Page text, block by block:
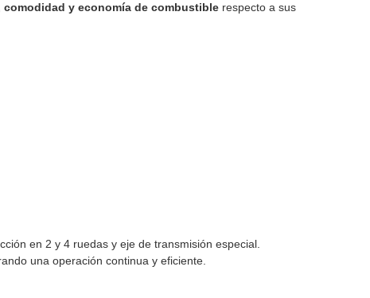
y economía de combustible respecto a sus
en 2 y 4 ruedas y eje de transmisión especial.
una operación continua y eficiente.